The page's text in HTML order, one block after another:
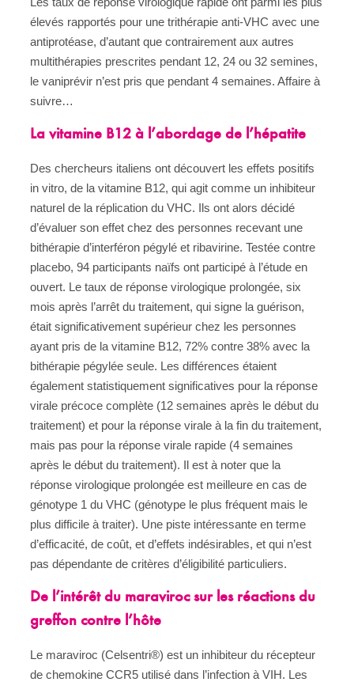
élevés rapportés pour une trithérapie anti-VHC avec une
antiprotéase, d’autant que contrairement aux autres
multithérapies prescrites pendant 12, 24 ou 32 semines,
le vaniprévir n’est pris que pendant 4 semaines. Affaire à
suivre…
La vitamine B12 à l’abordage de l’hépatite
Des chercheurs italiens ont découvert les effets positifs
in vitro, de la vitamine B12, qui agit comme un inhibiteur
naturel de la réplication du VHC. Ils ont alors décidé
d’évaluer son effet chez des personnes recevant une
bithérapie d’interféron pégylé et ribavirine. Testée contre
placebo, 94 participants naïfs ont participé à l’étude en
ouvert. Le taux de réponse virologique prolongée, six
mois après l’arrêt du traitement, qui signe la guérison,
était significativement supérieur chez les personnes
ayant pris de la vitamine B12, 72% contre 38% avec la
bithérapie pégylée seule. Les différences étaient
également statistiquement significatives pour la réponse
virale précoce complète (12 semaines après le début du
traitement) et pour la réponse virale à la fin du traitement,
mais pas pour la réponse virale rapide (4 semaines
après le début du traitement). Il est à noter que la
réponse virologique prolongée est meilleure en cas de
génotype 1 du VHC (génotype le plus fréquent mais le
plus difficile à traiter). Une piste intéressante en terme
d’efficacité, de coût, et d’effets indésirables, et qui n’est
pas dépendante de critères d’éligibilité particuliers.
De l’intérêt du maraviroc sur les réactions du
greffon contre l’hôte
Le maraviroc (Celsentri®) est un inhibiteur du récepteur
de chemokine CCR5 utilisé dans l’infection à VIH. Les